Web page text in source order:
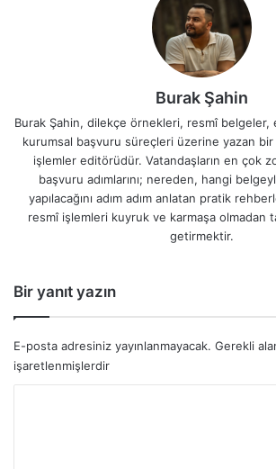
Burak Şahin
Burak Şahin, dilekçe örnekleri, resmî belgeler,
kurumsal başvuru süreçleri üzerine yazan
işlemler editörüdür. Vatandaşların en çok
başvuru adımlarını; nereden, hangi
yapılacağını adım adım anlatan pratik
resmî işlemleri kuyruk ve karmaşa olmadan
getirmektir.
Bir yanıt yazın
E-posta adresiniz yayınlanmayacak. Gerekli
işaretlenmişlerdir